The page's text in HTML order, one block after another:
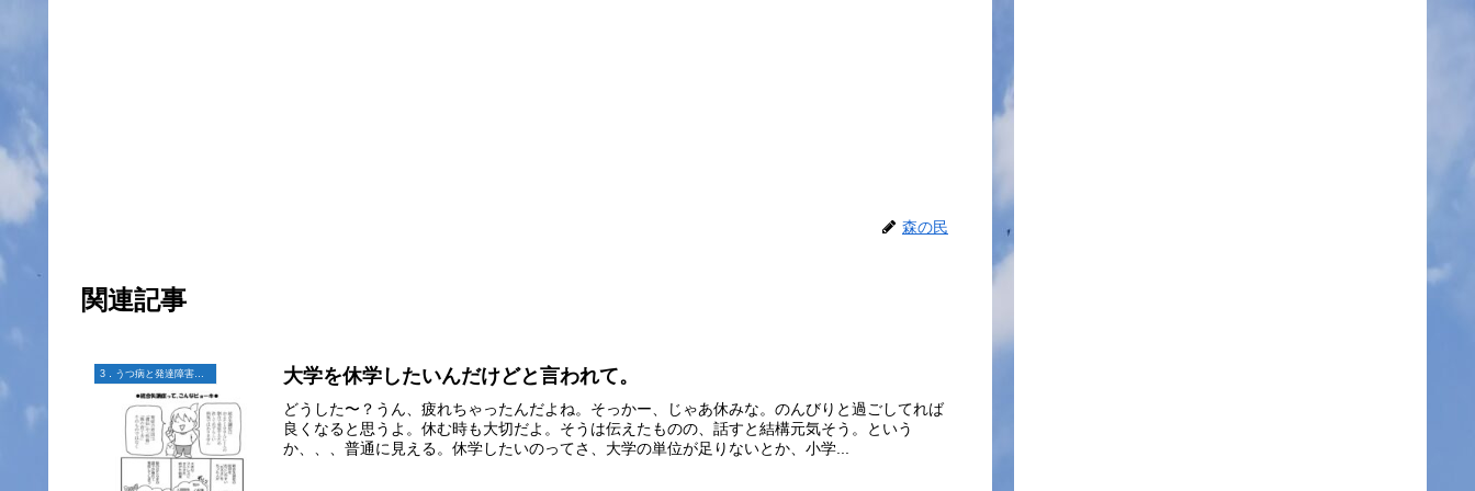
森の民
関連記事
3．うつ病と発達障害との日々 大学を休学したいんだけどと言われて。
どうした〜？うん、疲れちゃったんだよね。そっかー、じゃあ休みな。のんびりと過ごしてれば
良くなると思うよ。休む時も大切だよ。そうは伝えたものの、話すと結構元気そう。という
か、、、普通に見える。休学したいのってさ、大学の単位が足りないとか、小学...